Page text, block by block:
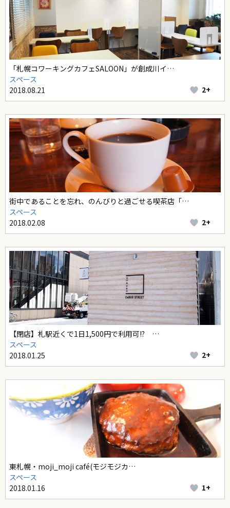
「札幌コワーキングカフェSALOON」が創成川イ…
スペース
2018.08.21
2+
街中であることを忘れ、のんびりと過ごせる喫茶店「…
スペース
2018.02.08
2+
【閉店】札駅近くで1日1,500円で利用可!? …
スペース
2018.01.25
2+
東札幌・moji_moji café(モジモジカ…
スペース
2018.01.16
1+